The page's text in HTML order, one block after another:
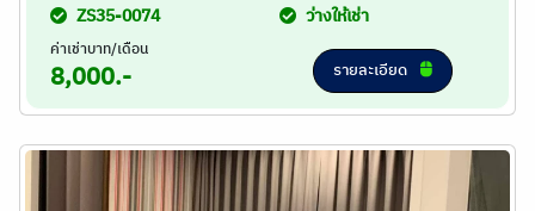
ZS35-0074 ว่างให้เช่า
ค่าเช่าบาท/เดือน
8,000.- รายละเอียด